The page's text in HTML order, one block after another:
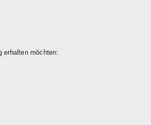
erhalten möchten: